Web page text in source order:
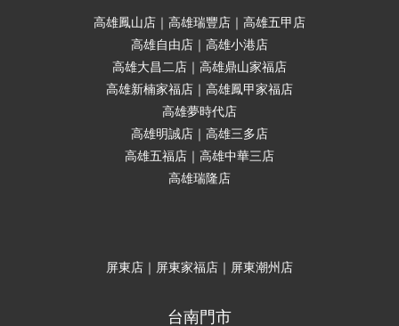
高雄鳳山店｜高雄瑞豐店｜高雄五甲店
高雄自由店｜高雄小港店
高雄大昌二店｜高雄鼎山家福店
高雄新楠家福店｜高雄鳳甲家福店
高雄夢時代店
高雄明誠店｜高雄三多店
高雄五福店｜高雄中華三店
高雄瑞隆店
屏東店｜屏東家福店｜屏東潮州店
台南門市